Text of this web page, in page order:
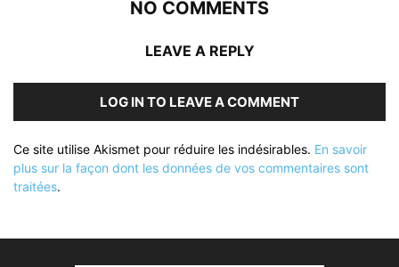
NO COMMENTS
LEAVE A REPLY
LOG IN TO LEAVE A COMMENT
Ce site utilise Akismet pour réduire les indésirables. En savoir
plus sur la façon dont les données de vos commentaires sont
traitées.